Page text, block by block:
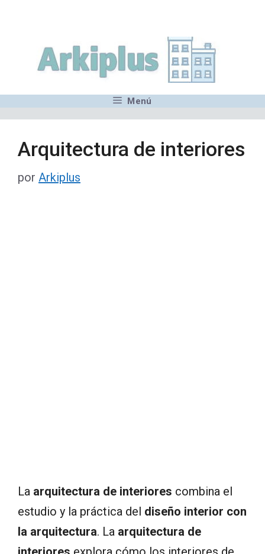
contenido
Menú
Arquitectura de interiores
por Arkiplus
La arquitectura de interiores combina el
estudio y la práctica del diseño interior con
la arquitectura. La arquitectura de